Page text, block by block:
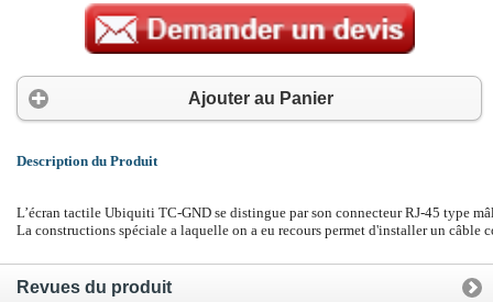
Ajouter au Panier
Description du Produit
L’écran tactile Ubiquiti TC-GND se distingue par son connecteur RJ-45 type
La constructions spéciale a laquelle on a eu recours permet d'installer un
Revues du produit